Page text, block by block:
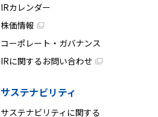
IRカレンダー
株価情報
コーポレート・ガバナンス
IRに関するお問い合わせ
サステナビリティ
サステナビリティに関する